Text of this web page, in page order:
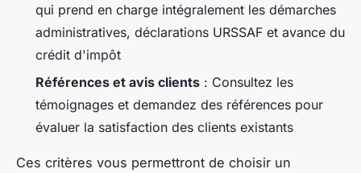
qui prend en charge intégralement les démarches
administratives, déclarations URSSAF et avance du
crédit d'impôt
Références et avis clients : Consultez les
témoignages et demandez des références pour
évaluer la satisfaction des clients existants
Ces critères vous permettront de choisir un